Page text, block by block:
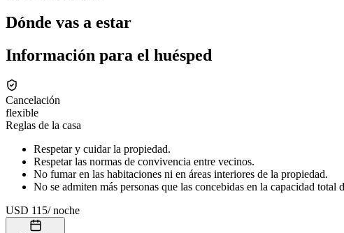
Dónde vas a estar
Información para el huésped
Cancelación
flexible
Reglas de la casa
Respetar y cuidar la propiedad.
Respetar las normas de convivencia entre vecinos.
No fumar en las habitaciones ni en áreas interiores de la propiedad.
No se admiten más personas que las concebidas en la capacidad
USD 115/noche